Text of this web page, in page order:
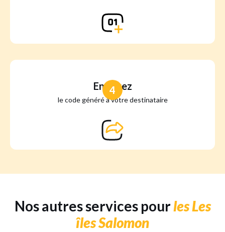
Envoyez
le code généré à votre destinataire
4
Nos autres services pourles Les
îles Salomon